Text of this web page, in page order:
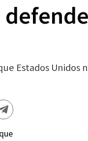
Estados Unidos